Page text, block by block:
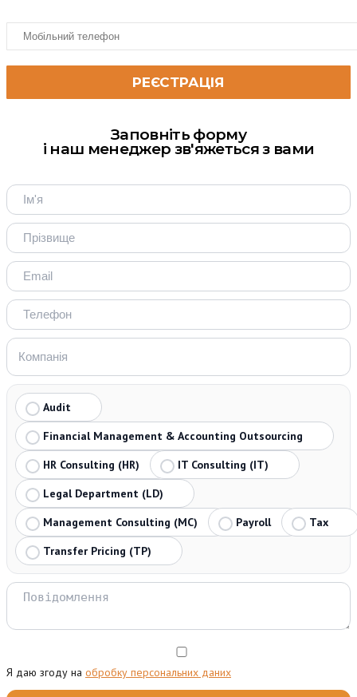
Заповніть форму
і наш менеджер зв'яжеться з вами
Audit
Financial Management & Accounting Outsourcing
HR Consulting (HR)
IT Consulting (IT)
Legal Department (LD)
Management Consulting (MC)
Payroll
Tax
Transfer Pricing (TP)
Я даю згоду на обробку персональних даних